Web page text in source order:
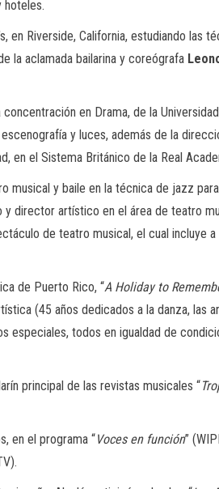
hoteles.
en Riverside, California, estudiando las
la aclamada bailarina y coreógrafa
en Drama, de la
y luces, además de la
en el Sistema Británico de la Real
y baile en la técnica de jazz
director artístico en el área de teatro
de teatro musical, el cual
de Puerto Rico, “A Holiday to
(45 años dedicados a la danza,
especiales, todos en igualdad de
principal de las revistas musicales “
en el programa “Voces en función”